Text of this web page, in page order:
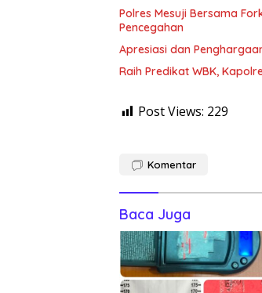
Polres Mesuji Bersama
Pencegahan
Apresiasi dan
Raih Predikat WBK,
Post Views: 229
Komentar
Baca Juga